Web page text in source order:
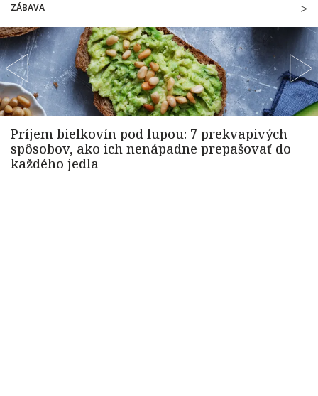
ZÁBAVA